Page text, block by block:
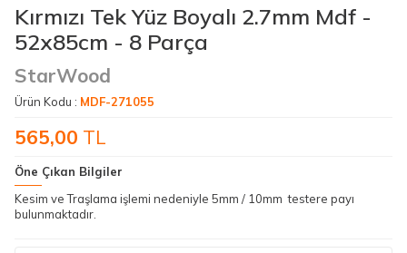
Kırmızı Tek Yüz Boyalı 2.7mm Mdf -
52x85cm - 8 Parça
StarWood
Ürün Kodu : MDF-271055
565,00 TL
Öne Çıkan Bilgiler
Kesim ve Traşlama işlemi nedeniyle 5mm / 10mm testere payı
bulunmaktadır.